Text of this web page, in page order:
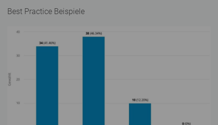
Best Practice Beispiele